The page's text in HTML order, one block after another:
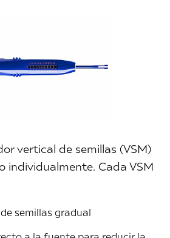
vertical de semillas (VSM)
individualmente. Cada VSM
semillas gradual